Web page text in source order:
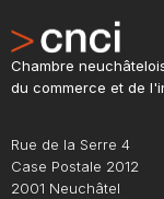
Chambre
du commerce et de
Rue de la Serre 4
Case Postale 2012
2001 Neuchâtel